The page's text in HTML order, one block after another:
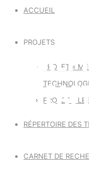
ACCUEIL
PROJETS
PROJET «
PROJET «
RÉPERTOIRE DES
CARNET DE